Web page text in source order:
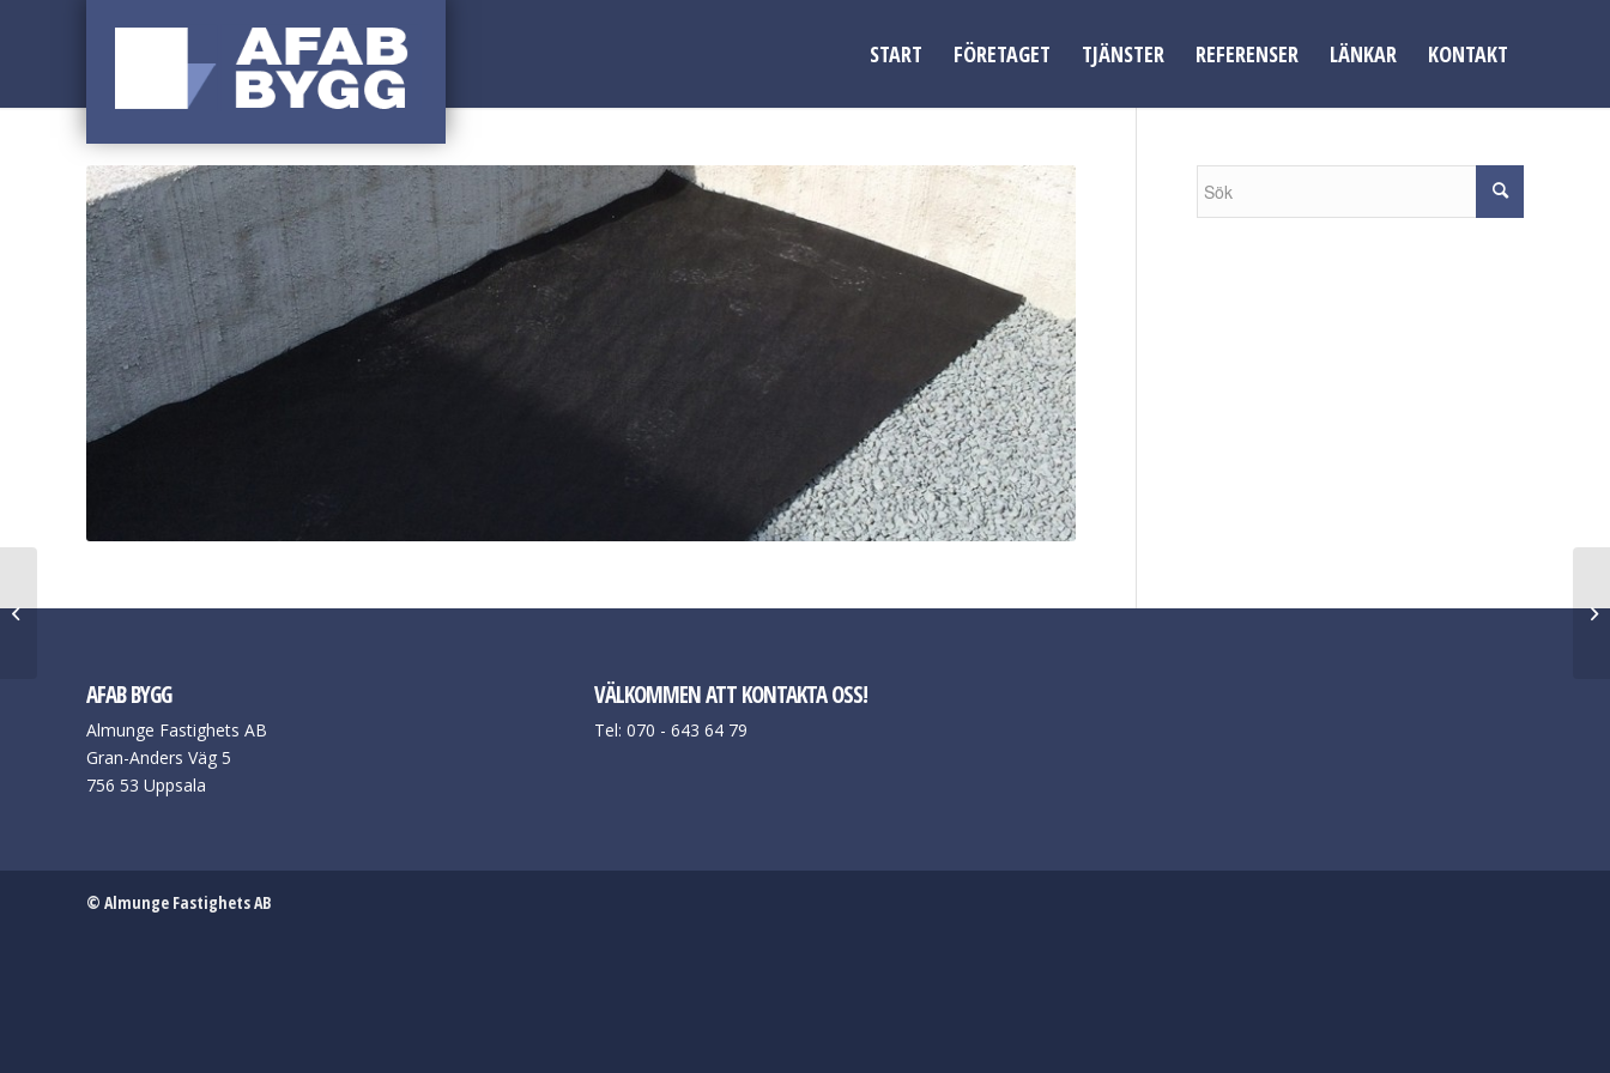
START FÖRETAGET TJÄNSTER REFERENSER LÄNKAR KONTAKT
AFAB BYGG
Almunge Fastighets AB
Gran-Anders Väg 5
756 53 Uppsala
VÄLKOMMEN ATT KONTAKTA OSS!
Tel: 070 - 643 64 79
© Almunge Fastighets AB